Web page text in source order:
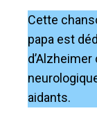
Cette
papa est
aidants.